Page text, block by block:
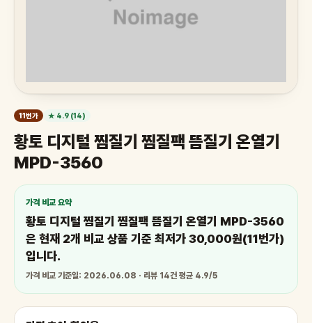
11번가 ★ 4.9 (14)
황토 디지털 찜질기 찜질팩 뜸질기 온열기
MPD-3560
가격 비교 요약
황토 디지털 찜질기 찜질팩 뜸질기 온열기 MPD-3560
은 현재 2개 비교 상품 기준 최저가 30,000원(11번가)
입니다.
가격 비교 기준일: 2026.06.08 · 리뷰 14건 평균 4.9/5